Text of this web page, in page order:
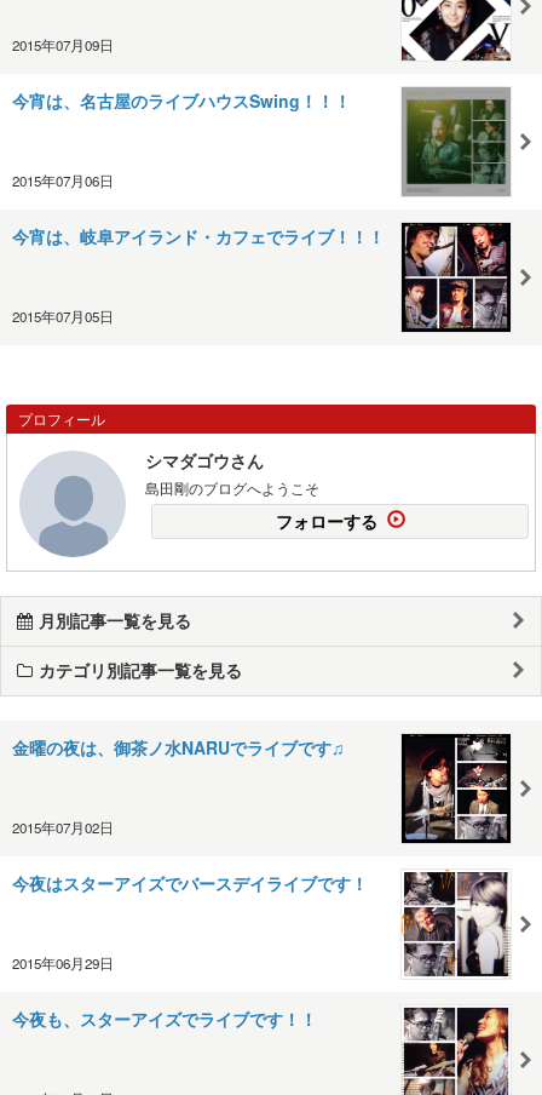
2015年07月09日
今宵は、名古屋のライブハウスSwing！！！
2015年07月06日
今宵は、岐阜アイランド・カフェでライブ！！！
2015年07月05日
プロフィール
シマダゴウさん
島田剛のブログへようこそ
フォローする
月別記事一覧を見る
カテゴリ別記事一覧を見る
金曜の夜は、御茶ノ水NARUでライブです♫
2015年07月02日
今夜はスターアイズでバースデイライブです！
2015年06月29日
今夜も、スターアイズでライブです！！